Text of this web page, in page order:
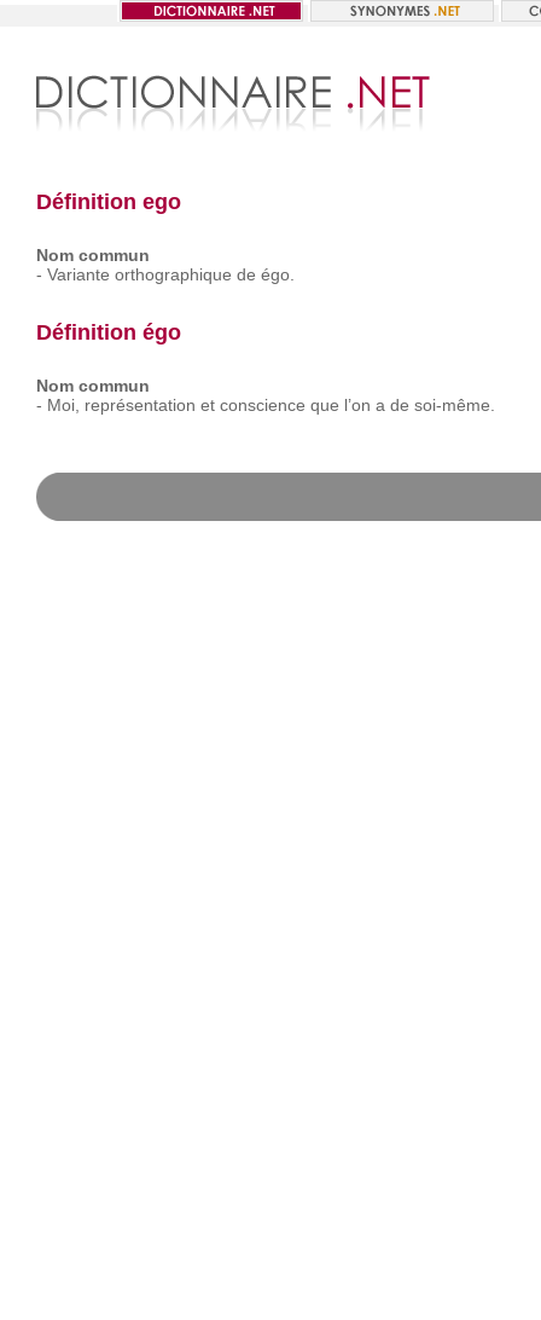
Définition ego
Nom commun
- Variante orthographique de égo.
Définition égo
Nom commun
- Moi, représentation et conscience que l’on a de soi-même.